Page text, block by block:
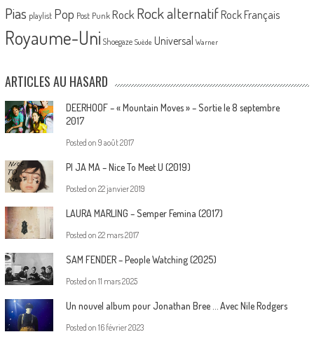
Pias playlist Pop Post Punk Rock Rock alternatif Rock Français
Royaume-Uni Shoegaze Suède Universal Warner
ARTICLES AU HASARD
DEERHOOF – « Mountain Moves » – Sortie le 8 septembre
2017
Posted on 9 août 2017
PI JA MA – Nice To Meet U (2019)
Posted on 22 janvier 2019
LAURA MARLING – Semper Femina (2017)
Posted on 22 mars 2017
SAM FENDER – People Watching (2025)
Posted on 11 mars 2025
Un nouvel album pour Jonathan Bree … Avec Nile Rodgers
Posted on 16 février 2023